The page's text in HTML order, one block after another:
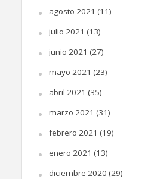
agosto 2021 (11)
julio 2021 (13)
junio 2021 (27)
mayo 2021 (23)
abril 2021 (35)
marzo 2021 (31)
febrero 2021 (19)
enero 2021 (13)
diciembre 2020 (29)